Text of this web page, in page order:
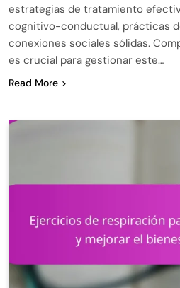
estrategias de tratamiento
cognitivo-conductual, prácticas
conexiones sociales sólidas.
es crucial para gestionar este…
Read More